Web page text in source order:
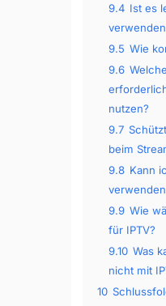
9.4 Ist es
9.5 Wie
9.6
nutzen?
9.7
beim
9.8 Kann
9.9 Wie
für IPTV?
9.10 Was
nicht mit
10